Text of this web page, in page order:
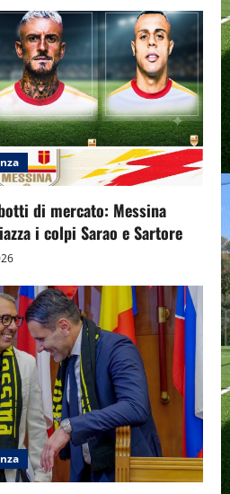
di mercato: Messina
i colpi Sarao e Sartore